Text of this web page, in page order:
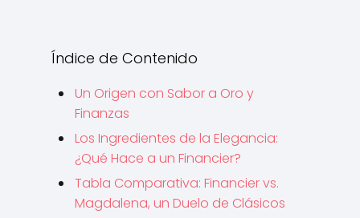
Índice de Contenido
Un Origen con Sabor a Oro y
Finanzas
Los Ingredientes de la Elegancia:
¿Qué Hace a un Financier?
Tabla Comparativa: Financier vs.
Magdalena, un Duelo de Clásicos